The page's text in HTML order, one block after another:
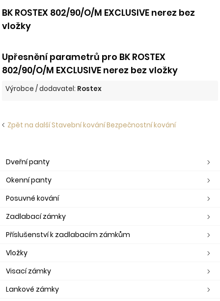
BK ROSTEX 802/90/O/M EXCLUSIVE nerez bez
vložky
Upřesnění parametrů pro BK ROSTEX
802/90/O/M EXCLUSIVE nerez bez vložky
Výrobce / dodavatel: Rostex
Zpět na další Stavební kování Bezpečnostní kování
Dveřní panty
Okenní panty
Posuvné kování
Zadlabací zámky
Příslušenství k zadlabacím zámkům
Vložky
Visací zámky
Lankové zámky